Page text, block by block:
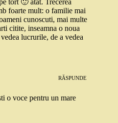
tort 🙂 atat. Trecerea
foarte mult: o familie mai
cunoscuti, mai multe
citite, inseamna o noua
lucrurile, de a vedea
RĂSPUNDE
o voce pentru un mare